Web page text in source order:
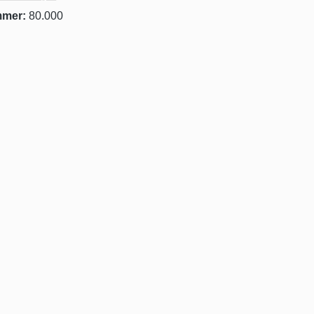
80.000